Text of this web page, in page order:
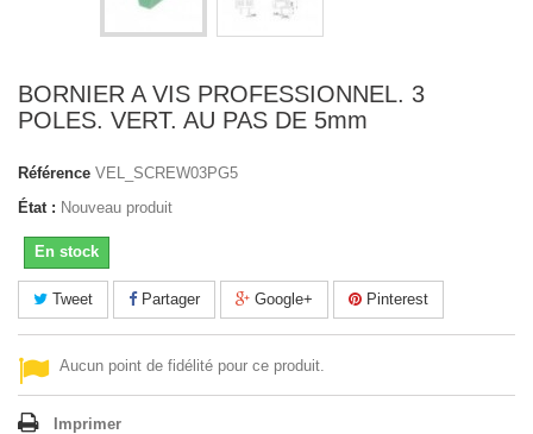
BORNIER A VIS PROFESSIONNEL. 3
POLES. VERT. AU PAS DE 5mm
Référence VEL_SCREW03PG5
État : Nouveau produit
En stock
Tweet Partager Google+ Pinterest
Aucun point de fidélité pour ce produit.
Imprimer